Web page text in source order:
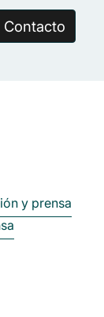
y prensa
Contacto